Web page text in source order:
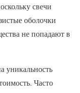
свечи
оболочки
не попадают в
уникальность
Часто